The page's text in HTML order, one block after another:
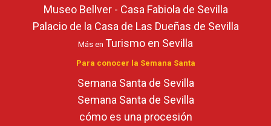
Museo Bellver - Casa Fabiola de Sevilla
Palacio de la Casa de Las Dueñas de Sevilla
Más en Turismo en Sevilla
Para conocer la Semana Santa
Semana Santa de Sevilla
Semana Santa de Sevilla
cómo es una procesión